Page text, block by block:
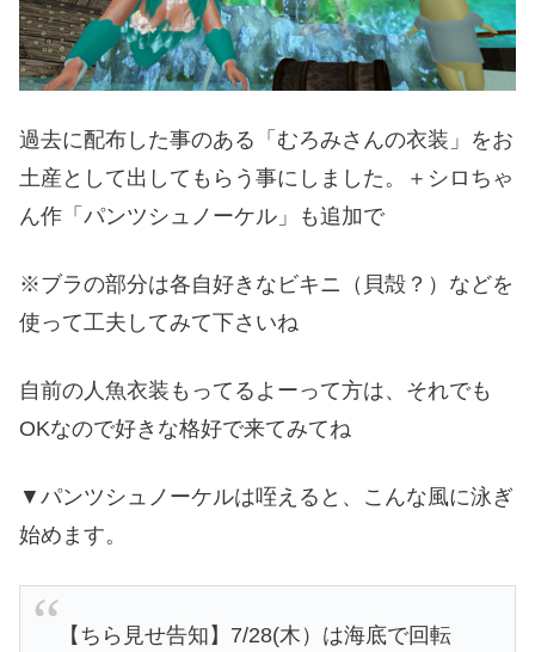
過去に配布した事のある「むろみさんの衣装」をお
土産として出してもらう事にしました。＋シロちゃ
ん作「パンツシュノーケル」も追加で
※ブラの部分は各自好きなビキニ（貝殻？）などを
使って工夫してみて下さいね
自前の人魚衣装もってるよーって方は、それでも
OKなので好きな格好で来てみてね
▼パンツシュノーケルは咥えると、こんな風に泳ぎ
始めます。
【ちら見せ告知】7/28(木）は海底で回転